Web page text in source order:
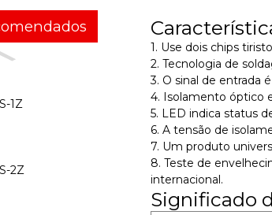
1Z
2Z
1. Use dois chips
2. Tecnologia de
3. O sinal de entrada
4. Isolamento óptico
5. LED indica status
6. A tensão de
7. Um produto
8. Teste de
internacional.
Significado